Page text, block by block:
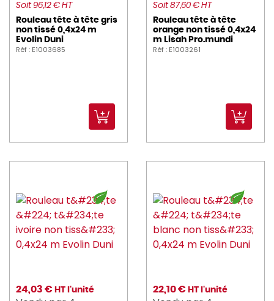
Soit 96,12 € HT
Rouleau tête à tête gris
non tissé 0,4x24 m
Evolin Duni
Réf : E1003685
Soit 87,60 € HT
Rouleau tête à tête
orange non tissé 0,4x24
m Lisah Pro.mundi
Réf : E1003261
24,03 € HT l'unité 22,10 € HT l'unité